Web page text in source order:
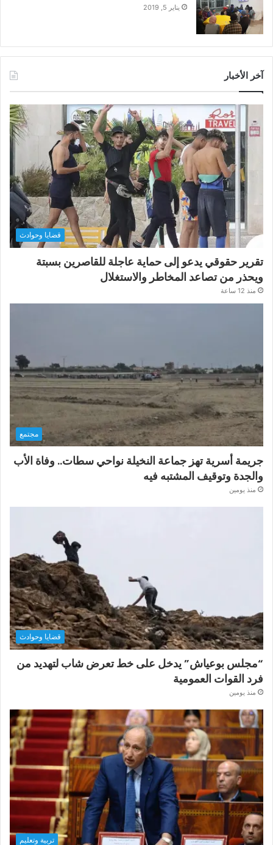
يناير 5, 2019
آخر الأخبار
قضايا وحوادث
تقرير حقوقي يدعو إلى حماية عاجلة للقاصرين بسبتة
ويحذر من تصاعد المخاطر والاستغلال
منذ 12 ساعة
مجتمع
جريمة أسرية تهز جماعة النخيلة نواحي سطات.. وفاة الأب
والجدة وتوقيف المشتبه فيه
منذ يومين
قضايا وحوادث
“مجلس بوعياش” يدخل على خط تعرض شاب لتهديد من
فرد القوات العمومية
منذ يومين
تربية وتعليم